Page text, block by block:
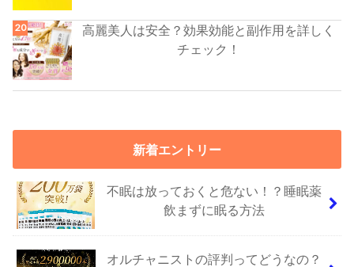
高麗美人は安全？効果効能と副作用を詳しく
チェック！
新着エントリー
不眠は放っておくと危ない！？睡眠薬
飲まずに眠る方法
オルチャニストの評判ってどうなの？